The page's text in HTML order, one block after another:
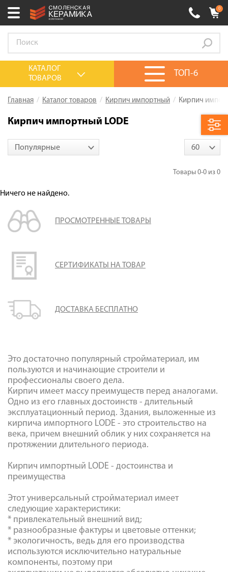
Выберите ваш город:
+7 (920) 150-77-00
0 товаров на сумму0.00руб.
Акции
Калькулятор
Оплата
Доставка
Сотрудничество
Контакты
0
ТОП-6
КАТАЛОГ
ТОВАРОВ
Главная Каталог товаров Кирпич импортный Кирпич
Кирпич импортный LODE
Популярные 60
Товары 0-0 из 0
Ничего не найдено.
ПРОСМОТРЕННЫЕ ТОВАРЫ
СЕРТИФИКАТЫ НА ТОВАР
ДОСТАВКА БЕСПЛАТНО
Это достаточно популярный стройматериал, им
пользуются и начинающие строители и
профессионалы своего дела.
Кирпич имеет массу преимуществ перед аналогами.
Одно из его главных достоинств - длительный
эксплуатационный период. Здания, выложенные из
кирпича импортного LODE - это строительство на
века, причем внешний облик у них сохраняется на
протяжении длительного периода.
Кирпич импортный LODE - достоинства и
преимущества
Этот универсальный стройматериал имеет
следующие характеристики:
* привлекательный внешний вид;
* разнообразные фактуры и цветовые оттенки;
* экологичность, ведь для его производства
используются исключительно натуральные
компоненты, поэтому при